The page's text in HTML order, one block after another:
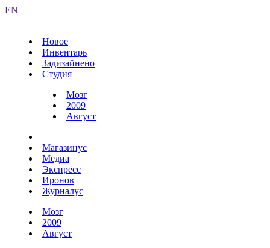
EN
Новое
Инвентарь
Задизайнено
Студия
Мозг
2009
Август
Магазинус
Медиа
Экспресс
Иронов
Журналус
Мозг
2009
Август